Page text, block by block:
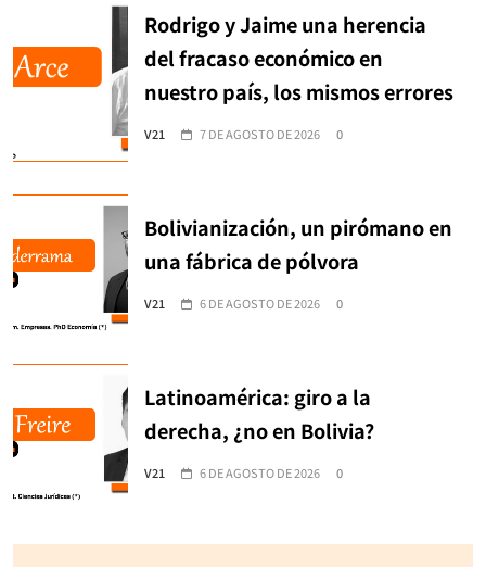
Rodrigo y Jaime una herencia
del fracaso económico en
nuestro país, los mismos errores
V21 7 DE AGOSTO DE 2026 0
Bolivianización, un pirómano en
una fábrica de pólvora
V21 6 DE AGOSTO DE 2026 0
Latinoamérica: giro a la
derecha, ¿no en Bolivia?
V21 6 DE AGOSTO DE 2026 0